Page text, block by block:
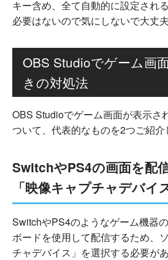
キー含め、全て自動的に設定され
必要はないので気にしないで大丈夫
OBS Studioでゲーム画
きの対処法
OBS Studioでゲーム画面が表示さ
ついて、代表的なものを2つご紹介
SwitchやPS4の画面を配
「映像キャプチャデバイ
SwitchやPS4のようなゲーム機器
ボードを使用して配信するため、
チャデバイス」を選択する必要があ